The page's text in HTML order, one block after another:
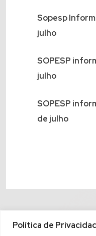
Política de
Sopesp
julho
SOPESP
julho
SOPESP
de julho